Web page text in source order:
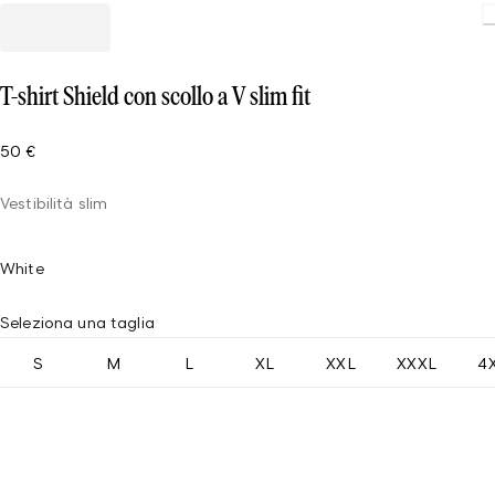
T-shirt Shield con scollo a V slim fit
50 €
Vestibilità slim
White
Seleziona una taglia
S M L XL XXL XXXL